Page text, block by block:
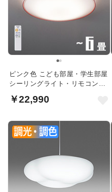
ピンク色 こども部屋・学生部屋
シーリングライト・リモコン付
￥22,990